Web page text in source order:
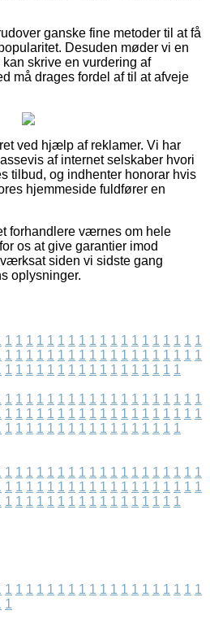
ganske fine metoder til at få
Desuden møder vi en
skrive en vurdering af
må drages fordel af til at afveje
ved hjælp af reklamer. Vi har
af internet selskaber hvori
tilbud, og indhenter honorar hvis
hjemmeside fuldfører en
forhandlere værnes om hele
os at give garantier imod
siden vi sidste gang
oplysninger.
1 1 1 1 1 1 1 1 1 1 1 1 1 1 1 1 1 1 1
1 1 1 1 1 1 1 1 1 1 1 1 1 1 1 1 1 1 1
1 1 1 1 1 1 1 1 1 1 1 1 1 1 1 1 1
1 1 1 1 1 1 1 1 1 1 1 1 1 1 1 1 1 1 1
1 1 1 1 1 1 1 1 1 1 1 1 1 1 1 1 1 1 1
1 1 1 1 1 1 1 1 1 1 1 1 1 1 1 1 1
1 1 1 1 1 1 1 1 1 1 1 1 1 1 1 1 1 1 1
1 1 1 1 1 1 1 1 1 1 1 1 1 1 1 1 1 1 1
1 1 1 1 1 1 1 1 1 1 1 1 1 1 1 1 1
1 1 1 1 1 1 1 1 1 1 1 1 1 1 1 1 1 1 1
1